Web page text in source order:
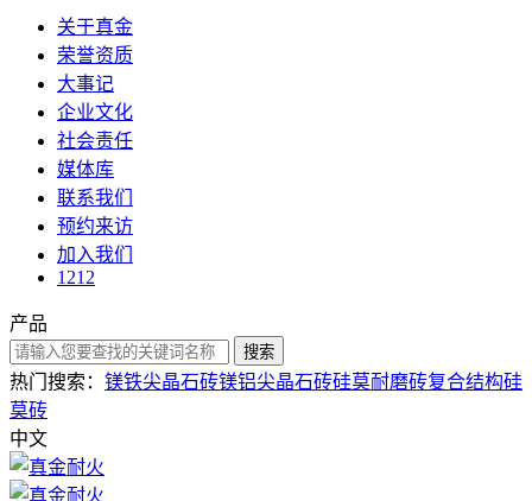
关于真金
荣誉资质
大事记
企业文化
社会责任
媒体库
联系我们
预约来访
加入我们
1212
产品
搜索
热门搜索： 镁铁尖晶石砖镁铝尖晶石砖硅莫耐磨砖复合结构硅
莫砖
中文